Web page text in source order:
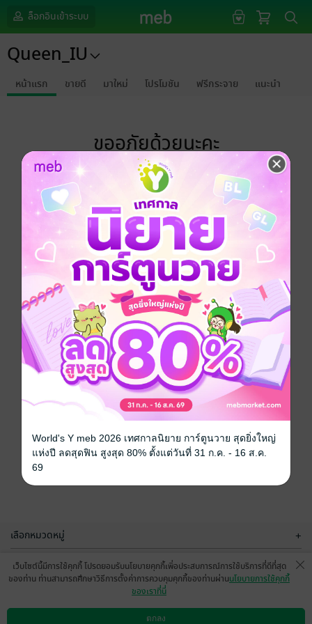
ล็อกอินเข้าระบบ
Queen_IU
หน้าแรก ขายดี มาใหม่ โปรโมชัน ฟรีกระจาย แนะนำ
ขออภัยด้วยนะคะ
ไม่พบข้อมูลในหัวข้อที่คุณกำลังชมค่ะ
เลือกหมวดหมู่ +
บริการช่วยเหลือ +
เว็บไซต์นี้มีการใช้คุกกี้ โปรดยอมรับนโยบายคุกกี้เพื่อประสบการณ์การใช้บริการที่ดีที่สุด
ของท่าน ท่านสามารถศึกษาวิธีการตั้งค่าการควบคุมคุกกี้ของท่านผ่านนโยบายการใช้คุกกี้
ของเราที่นี่
ตกลง
World's Y meb 2026 เทศกาลนิยาย การ์ตูนวาย สุดยิ่งใหญ่
แห่งปี ลดสุดฟิน สูงสุด 80% ตั้งแต่วันที่ 31 ก.ค. - 16 ส.ค.
69